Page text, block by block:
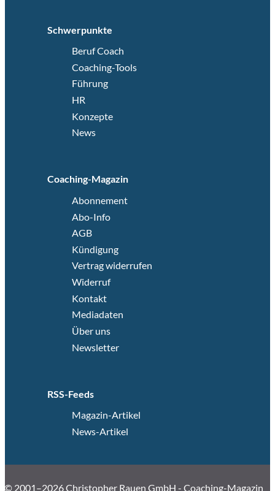
Schwerpunkte
Beruf Coach
Coaching-Tools
Führung
HR
Konzepte
News
Coaching-Magazin
Abonnement
Abo-Info
AGB
Kündigung
Vertrag widerrufen
Widerruf
Kontakt
Mediadaten
Über uns
Newsletter
RSS-Feeds
Magazin-Artikel
News-Artikel
© 2001–2026 Christopher Rauen GmbH - Coaching-Magazin